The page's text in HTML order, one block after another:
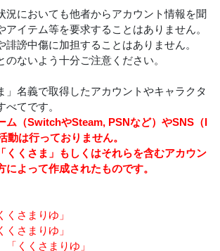
況においても他者からアカウント情報を聞
アイテム等を要求することはありません。
誹謗中傷に加担することはありません。
のないよう十分ご注意ください。
」名義で取得したアカウントやキャラクタ
てです。
ム（SwitchやSteam, PSNなど）やSNS（I
動は行っておりません。
くくさま」もしくはそれらを含むアカウン
によって作成されたものです。
さまりゆ」
さまりゆ」
くくさまりゆ」